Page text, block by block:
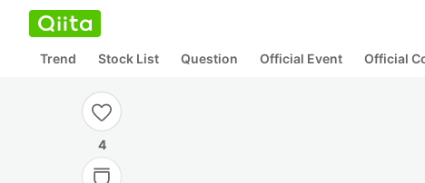
Trend Stock List Question Official Event Official
4